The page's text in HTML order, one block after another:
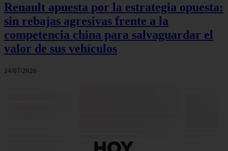
Renault apuesta por la estrategia opuesta:
sin rebajas agresivas frente a la
competencia china para salvaguardar el
valor de sus vehículos
24/07/2026